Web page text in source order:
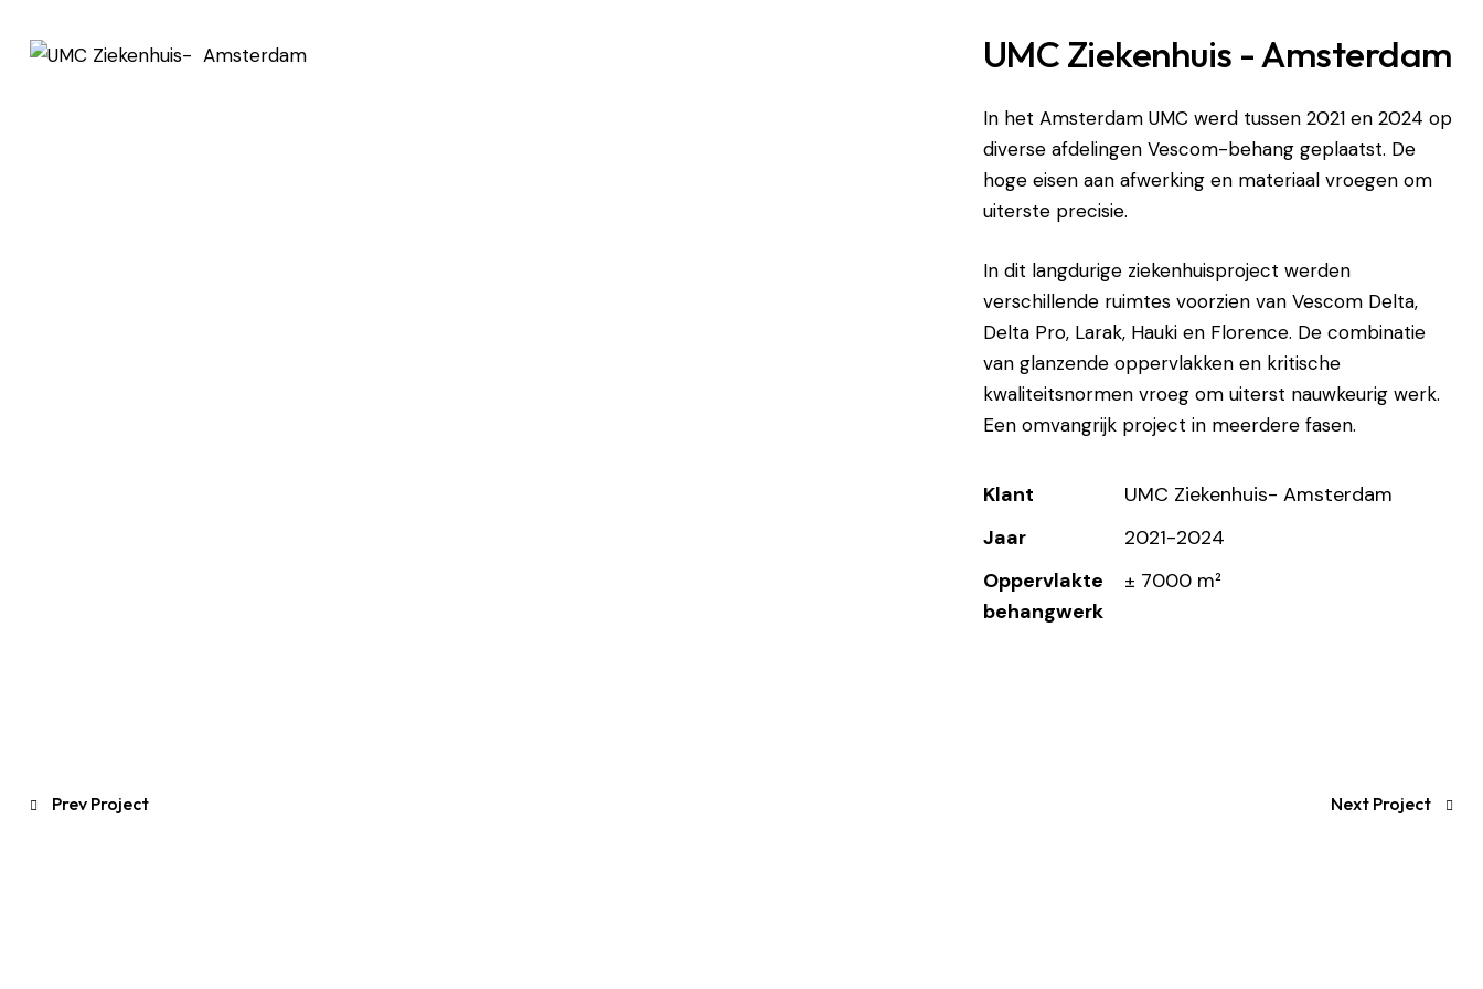
UMC Ziekenhuis - Amsterdam
In het Amsterdam UMC werd tussen 2021 en 2024 op
diverse afdelingen Vescom-behang geplaatst. De
hoge eisen aan afwerking en materiaal vroegen om
uiterste precisie.
In dit langdurige ziekenhuisproject werden
verschillende ruimtes voorzien van Vescom Delta,
Delta Pro, Larak, Hauki en Florence. De combinatie
van glanzende oppervlakken en kritische
kwaliteitsnormen vroeg om uiterst nauwkeurig werk.
Een omvangrijk project in meerdere fasen.
Klant
UMC Ziekenhuis- Amsterdam
Jaar
2021-2024
Oppervlakte
behangwerk
± 7000 m²
Prev Project Next Project